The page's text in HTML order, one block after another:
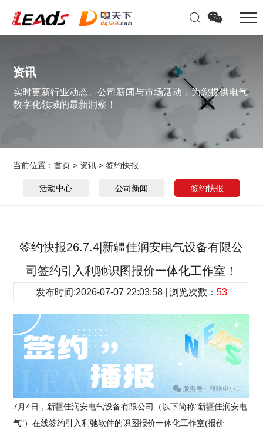
资讯
实时更新行业动态、公司新闻与市场活动，为您提供电气
数字化领域的最新洞察！
当前位置：首页 > 资讯 >签约快报
活动中心 公司新闻 签约快报
签约快报26.7.4|新疆佳润安电气设备有限公
司签约引入利驰识图报价一体化工作室！
发布时间:2026-07-07 22:03:58 | 浏览次数： 53
7月4日，新疆佳润安电气设备有限公司（以下简称"新疆佳润安电
气"）在线签约引入利驰软件的识图报价一体化工作室(报价